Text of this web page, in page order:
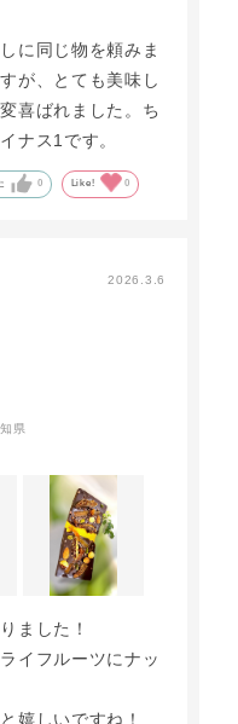
に同じ物を頼みま
が、とても美味し
喜ばれました。ち
ナス1です。
0 Like! 0
2026.3.6
県
ました！
イフルーツにナッ
嬉しいですね！